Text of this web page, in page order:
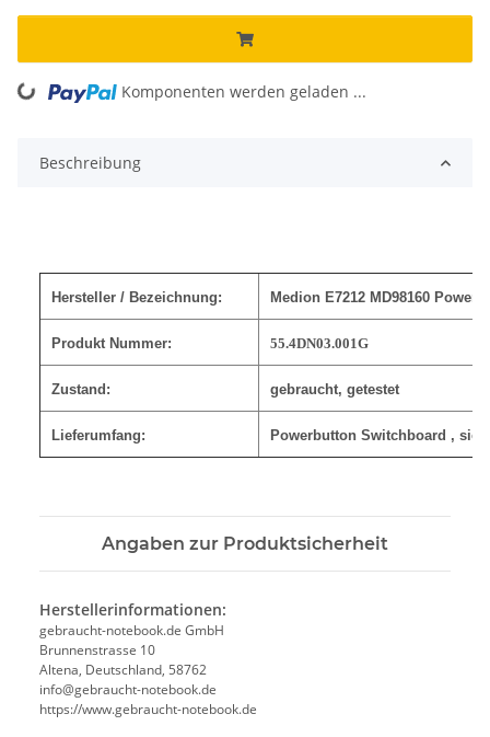
Loading... Komponenten werden geladen ...
Beschreibung
Hersteller / Bezeichnung: Medion E7212 MD98160
Produkt Nummer: 55.4DN03.001G
Zustand: gebraucht, getestet
Lieferumfang: Powerbutton Switchboard ,
Angaben zur Produktsicherheit
Herstellerinformationen:
gebraucht-notebook.de GmbH
Brunnenstrasse 10
Altena, Deutschland, 58762
info@gebraucht-notebook.de
https://www.gebraucht-notebook.de